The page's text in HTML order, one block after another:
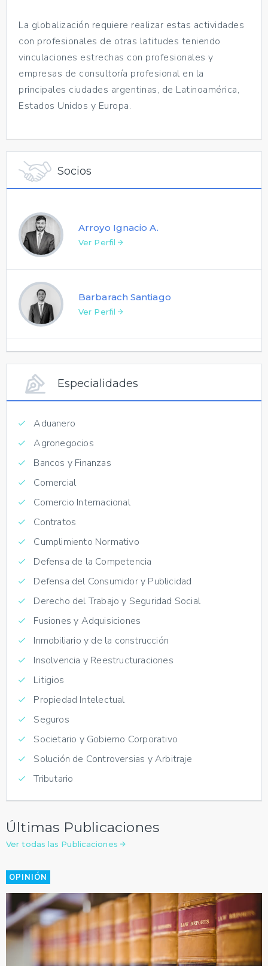
La globalización requiere realizar estas actividades
con profesionales de otras latitudes teniendo
vinculaciones estrechas con profesionales y
empresas de consultoría profesional en la
principales ciudades argentinas, de Latinoamérica,
Estados Unidos y Europa.
Socios
Arroyo Ignacio A.
Ver Perfil
Barbarach Santiago
Ver Perfil
Especialidades
Aduanero
Agronegocios
Bancos y Finanzas
Comercial
Comercio Internacional
Contratos
Cumplimiento Normativo
Defensa de la Competencia
Defensa del Consumidor y Publicidad
Derecho del Trabajo y Seguridad Social
Fusiones y Adquisiciones
Inmobiliario y de la construcción
Insolvencia y Reestructuraciones
Litigios
Propiedad Intelectual
Seguros
Societario y Gobierno Corporativo
Solución de Controversias y Arbitraje
Tributario
Últimas Publicaciones
Ver todas las Publicaciones
OPINIÓN